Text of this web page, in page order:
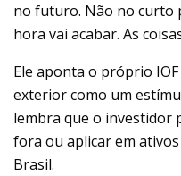
no futuro. Não no curto
hora vai acabar. As
Ele aponta o próprio
exterior como um
lembra que o investidor
fora ou aplicar em
Brasil.